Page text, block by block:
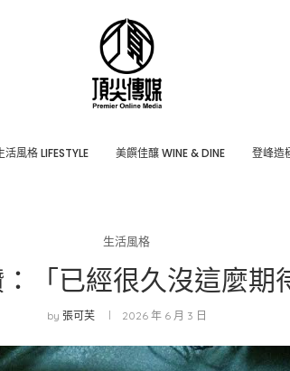
活風格 LIFESTYLE 美饌佳釀 WINE & DINE 登峰造
生活風格
「已經很久沒這麼期
by 張可芙 2026 年 6 月 3 日